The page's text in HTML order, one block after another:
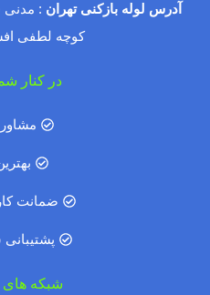
آدرس لوله بازکنی تهران :
کوچه لطفی
در کنار
ضمانت
شبکه های